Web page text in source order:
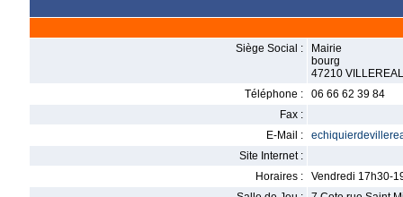
Siège Social :
Mairie
bourg
47210 VILLEREAL
Téléphone :
06 66 62 39 84
Fax :
E-Mail :
Site Internet :
Horaires :
Vendredi 17h30-